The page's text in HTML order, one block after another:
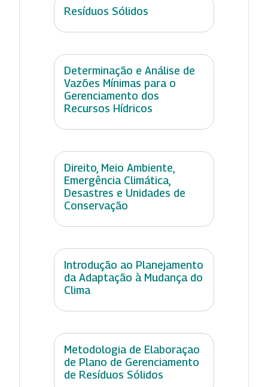
Resíduos Sólidos
Determinação e Análise de
Vazões Mínimas para o
Gerenciamento dos
Recursos Hídricos
Direito, Meio Ambiente,
Emergência Climática,
Desastres e Unidades de
Conservação
Introdução ao Planejamento
da Adaptação à Mudança do
Clima
Metodologia de Elaboraçao
de Plano de Gerenciamento
de Resíduos Sólidos